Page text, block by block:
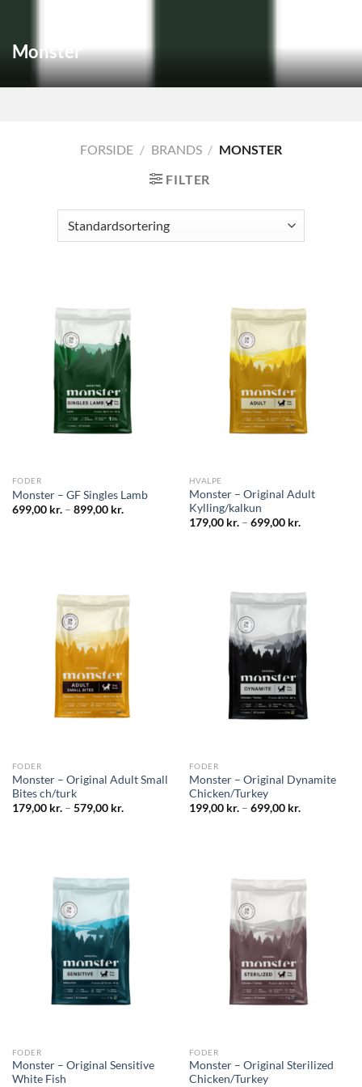
Monster
FORSIDE / BRANDS / MONSTER
FILTER
FODER
Monster – GF Singles Lamb
699,00 kr.– 899,00 kr.
HVALPE
Monster – Original Adult
Kylling/kalkun
179,00 kr.– 699,00 kr.
FODER
Monster – Original Adult Small
Bites ch/turk
179,00 kr.– 579,00 kr.
FODER
Monster – Original Dynamite
Chicken/Turkey
199,00 kr.– 699,00 kr.
FODER
Monster – Original Sensitive
White Fish
FODER
Monster – Original Sterilized
Chicken/Turkey